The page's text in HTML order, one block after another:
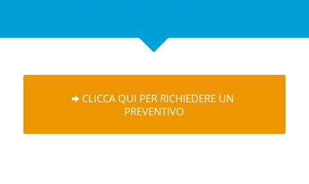
CLICCA QUI PER RICHIEDERE UN
PREVENTIVO